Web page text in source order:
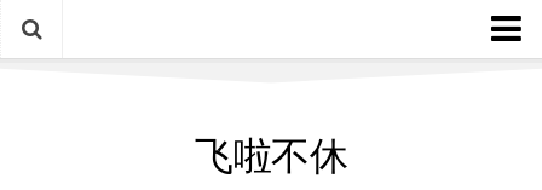
飞啦不休